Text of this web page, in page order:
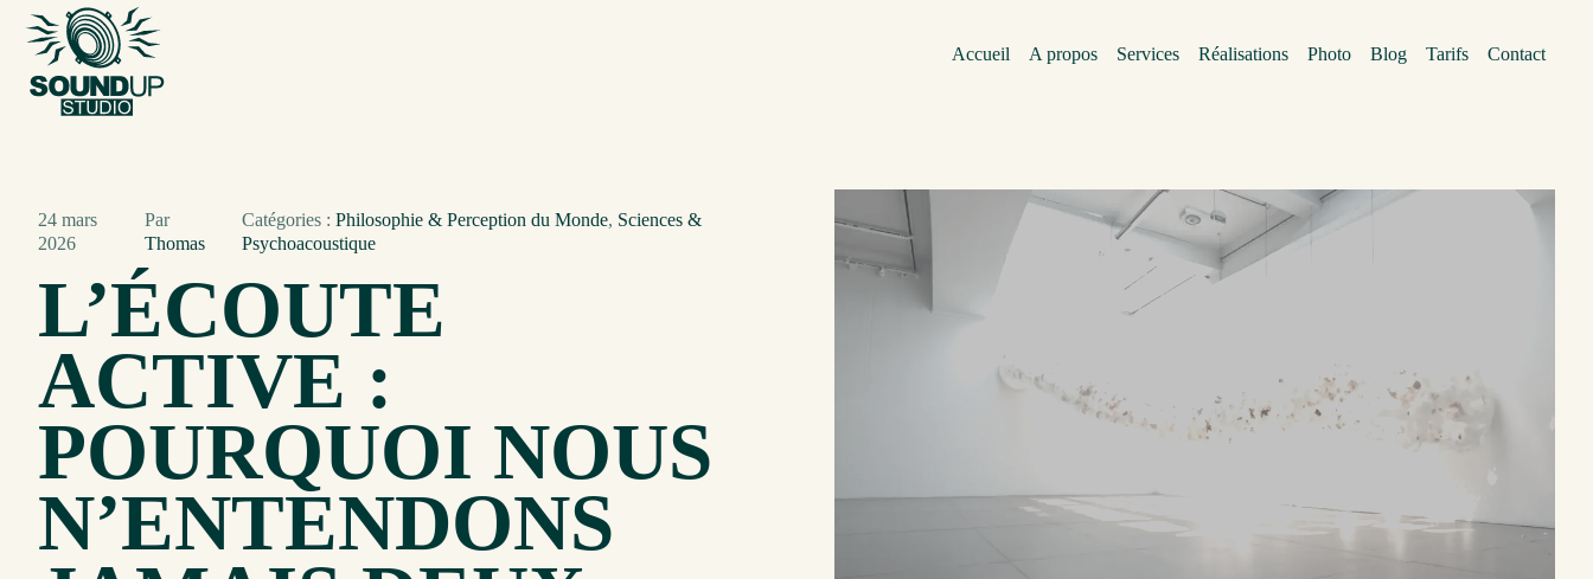
Accueil A propos Services Réalisations Photo Blog Tarifs Contact
24 mars
2026
Par
Thomas
Catégories : Philosophie & Perception du Monde, Sciences &
Psychoacoustique
L’ÉCOUTE
ACTIVE :
POURQUOI NOUS
N’ENTENDONS